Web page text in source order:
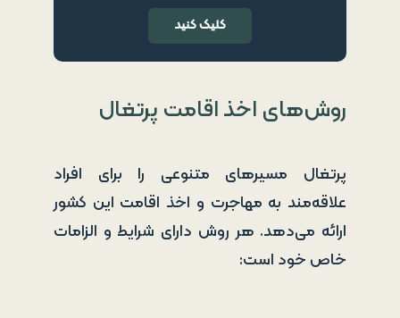
کلیک کنید
روش‌های اخذ اقامت پرتغال
پرتغال مسیرهای متنوعی را برای افراد
علاقه‌مند به مهاجرت و اخذ اقامت این کشور
ارائه می‌دهد. هر روش دارای شرایط و الزامات
خاص خود است: